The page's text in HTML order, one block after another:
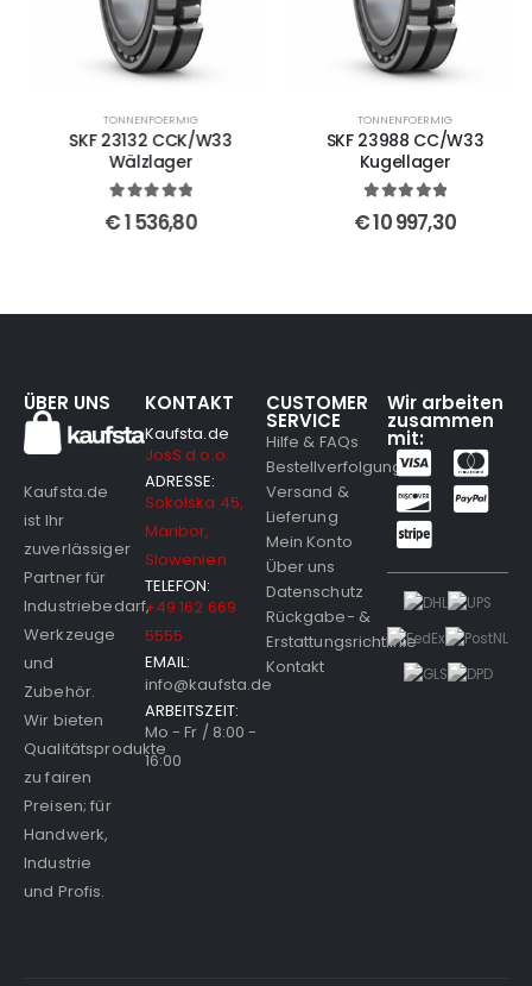
TONNENFOERMIG
SKF 23132 CCK/W33
Wälzlager
out of 5
€1 536,80
TONNENFOERMIG
SKF 23988 CC/W33
Kugellager
out of 5
€10 997,30
ÜBER UNS
Kaufsta.de
ist Ihr
zuverlässiger
Partner für
Industriebedarf,
Werkzeuge
und
Zubehör.
Wir bieten
Qualitätsprodukte
zu fairen
Preisen; für
Handwerk,
Industrie
und Profis.
KONTAKT
Kaufsta.de
JosS d.o.o.
ADRESSE:
Sokolska 45,
Maribor,
Slowenien
TELEFON:
+49 162 669
5555
EMAIL:
info@kaufsta.de
ARBEITSZEIT:
Mo - Fr / 8:00 -
16:00
CUSTOMER
SERVICE
Hilfe & FAQs
Bestellverfolgung
Versand &
Lieferung
Mein Konto
Über uns
Datenschutz
Rückgabe- &
Erstattungsrichtlinie
Kontakt
Wir arbeiten
zusammen
mit: